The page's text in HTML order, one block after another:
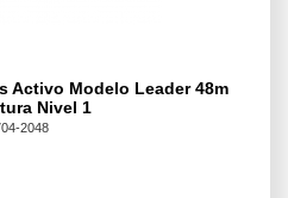
Activo Modelo Leader 48m
Nivel 1
2048